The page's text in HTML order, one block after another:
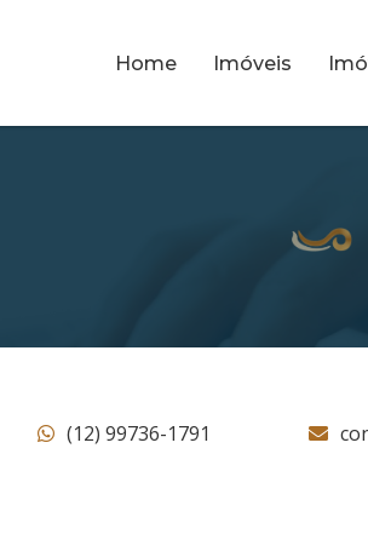
Home Imóveis
(12) 99736-1791